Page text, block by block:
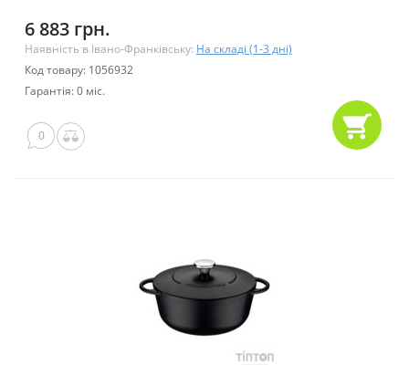
6 883 грн.
Наявність в Івано-Франківську: На складі (1-3 дні)
Код товару: 1056932
Гарантія: 0 міс.
0